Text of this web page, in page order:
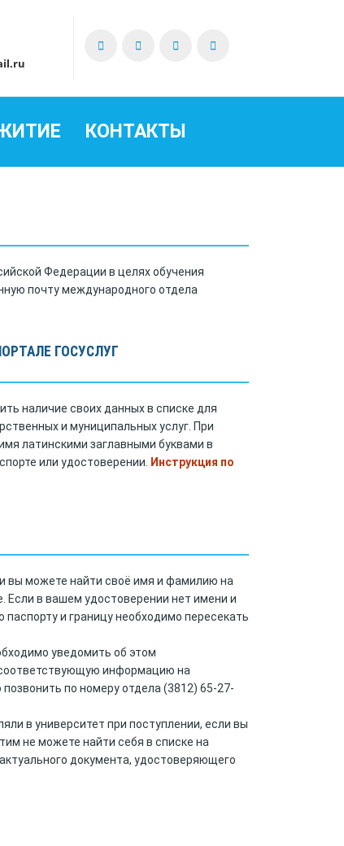
КОНТАКТЫ
Федерации в целях обучения
почту международного отдела
ГОСУСЛУГ
наличие своих данных в списке для
и муниципальных услуг. При
латинскими заглавными буквами в
или удостоверении.
Инструкция по
вы можете найти своё имя и фамилию на
Если в вашем удостоверении нет имени и
и границу необходимо пересекать
уведомить об этом
информацию на
по номеру отдела (3812) 65-27-
в университет при поступлении, если вы
не можете найти себя в списке на
документа, удостоверяющего